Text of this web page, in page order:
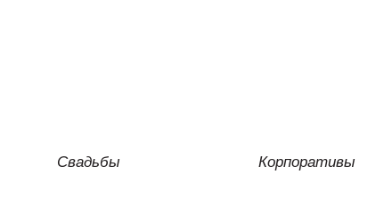
Свадьбы Корпоративы